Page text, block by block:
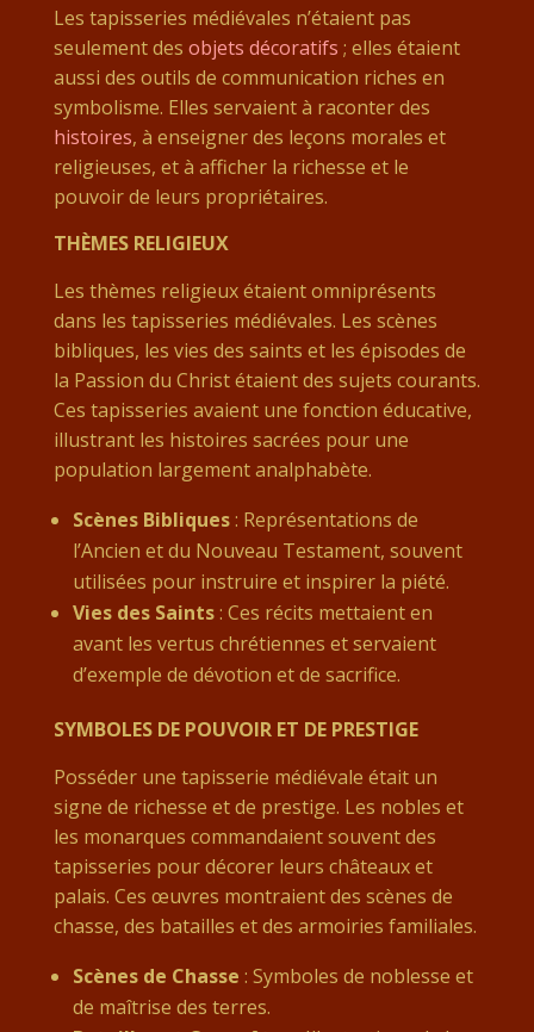
Les tapisseries médiévales n’étaient pas
seulement des objets décoratifs ; elles étaient
aussi des outils de communication riches en
symbolisme. Elles servaient à raconter des
histoires, à enseigner des leçons morales et
religieuses, et à afficher la richesse et le
pouvoir de leurs propriétaires.
THÈMES RELIGIEUX
Les thèmes religieux étaient omniprésents
dans les tapisseries médiévales. Les scènes
bibliques, les vies des saints et les épisodes de
la Passion du Christ étaient des sujets courants.
Ces tapisseries avaient une fonction éducative,
illustrant les histoires sacrées pour une
population largement analphabète.
Scènes Bibliques: Représentations de
l’Ancien et du Nouveau Testament, souvent
utilisées pour instruire et inspirer la piété.
Vies des Saints: Ces récits mettaient en
avant les vertus chrétiennes et servaient
d’exemple de dévotion et de sacrifice.
SYMBOLES DE POUVOIR ET DE PRESTIGE
Posséder une tapisserie médiévale était un
signe de richesse et de prestige. Les nobles et
les monarques commandaient souvent des
tapisseries pour décorer leurs châteaux et
palais. Ces œuvres montraient des scènes de
chasse, des batailles et des armoiries familiales.
Scènes de Chasse : Symboles de noblesse et
de maîtrise des terres.